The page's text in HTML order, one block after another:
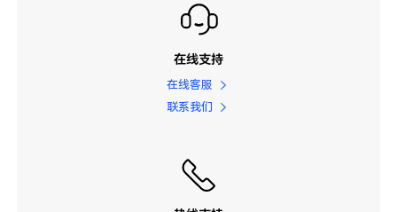
在线支持
在线客服
联系我们